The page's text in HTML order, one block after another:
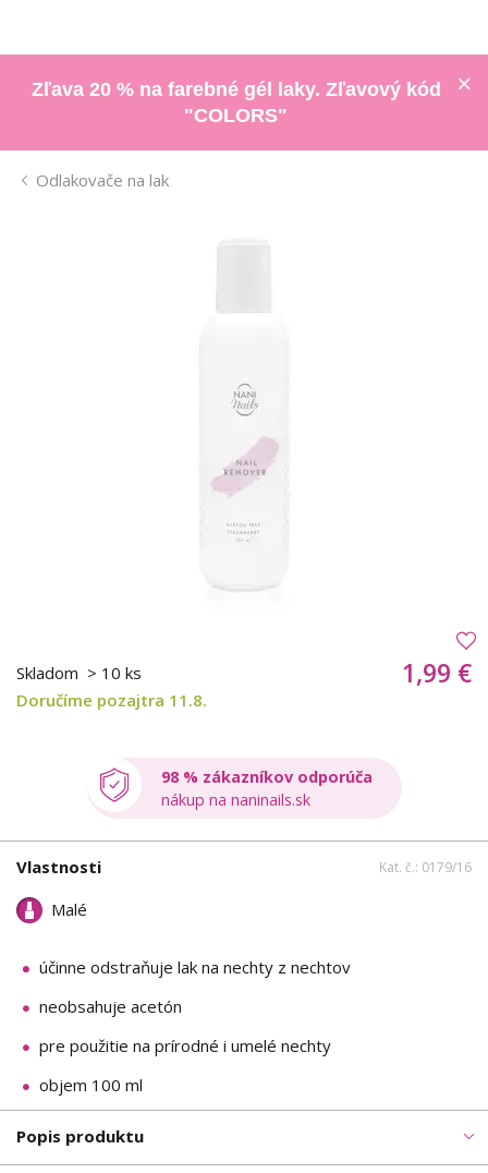
Zľava 20 % na farebné gél laky. Zľavový kód
"COLORS"
Odlakovače na lak
Skladom > 10 ks
Doručíme pozajtra 11.8.
1,99 €
98 % zákazníkov odporúča
nákup na naninails.sk
Vlastnosti Kat. č.: 0179/16
Malé
účinne odstraňuje lak na nechty z nechtov
neobsahuje acetón
pre použitie na prírodné i umelé nechty
objem 100 ml
Popis produktu